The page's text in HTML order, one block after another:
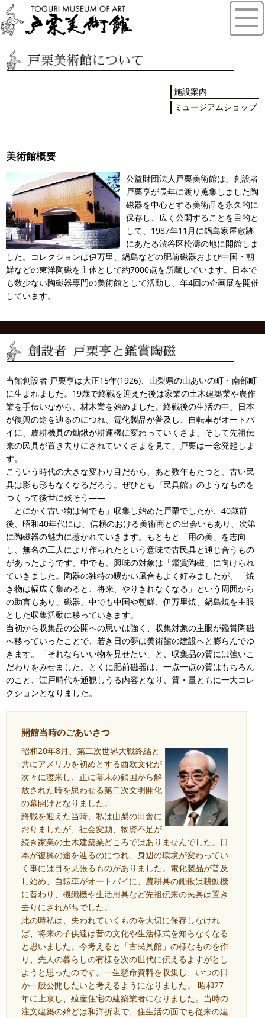
施設案内
ミュージアムショップ
美術館概要
公益財団法人戸栗美術館は、創設者
戸栗亨が長年に渡り蒐集しました陶
磁器を中心とする美術品を永久的に
保存し、広く公開することを目的と
して、1987年11月に鍋島家屋敷跡
にあたる渋谷区松濤の地に開館しま
した。コレクションは伊万里、鍋島などの肥前磁器および中国・朝
鮮などの東洋陶磁を主体として約7000点を所蔵しています。日本で
も数少ない陶磁器専門の美術館として活動し、年4回の企画展を開催
しています。
当館創設者 戸栗亨は大正15年(1926)、山梨県の山あいの町・南部町
に生まれました。19歳で終戦を迎えた後は家業の土木建築業や農作
業を手伝いながら、材木業を始めました。終戦後の生活の中、日本
が復興の途を辿るのにつれ、電化製品が普及し、自転車がオートバ
イに、農耕機具の鋤鍬が耕運機に変わっていくさま、そして先祖伝
来の民具が置き去りにされていくさまを見て、戸栗は一念発起しま
す。
こういう時代の大きな変わり目だから、あと数年もたつと、古い民
具は影も形もなくなるだろう。ぜひとも『民具館』のようなものを
つくって後世に残そう――
「とにかく古い物は何でも」収集し始めた戸栗でしたが、40歳前
後、昭和40年代には、信頼のおける美術商との出会いもあり、次第
に陶磁器の魅力に惹かれていきます。もともと「用の美」を志向
し、無名の工人により作られたという意味で古民具と通じ合うもの
があったようです。中でも、興味の対象は「鑑賞陶磁」に向けられ
ていきました。陶器の独特の暖かい風合もよく好みましたが、「焼
き物は幅広く集めると、将来、やりきれなくなる」という周囲から
の助言もあり、磁器、中でも中国や朝鮮、伊万里焼、鍋島焼を主眼
とした収集活動に移っていきます。
当初から収集品の公開への思いは強く、収集対象の主眼が鑑賞陶磁
へ移っていったことで、若き日の夢は美術館の建設へと膨らんでゆ
きます。「それならいい物を見せたい」と、収集品の質には強いこ
だわりをみせました。とくに肥前磁器は、一点一点の質はもちろん
のこと、江戸時代を通観しうる内容となり、質・量ともに一大コレ
クションとなりました。
開館当時のごあいさつ
昭和20年8月、第二次世界大戦終結と
共にアメリカを初めとする西欧文化が
次々に渡来し、正に幕末の鎖国から解
放された時を思わせる第二次文明開化
の幕開けとなりました。
終戦を迎えた当時、私は山梨の田舎に
おりましたが、社会変動、物資不足が
続き家業の土木建築業どころではありませんでした。日
本が復興の途を辿るのにつれ、身辺の環境が変わってい
く事には目を見張るものがありました。電化製品が普及
し始め、自転車がオートバイに、農耕具の鋤鍬は耕動機
に替わり、機織機や生活用具など先祖伝来の民具は置き
去りにされがちでした。
此の時私は、失われていくものを大切に保存しなけれ
ば、将来の子供達は昔の文化や生活様式を知らなくなる
と思いました。今考えると「古民具館」の様なものを作
り、先人の暮らしの有様を次の世代に伝えるよすがとし
ようと思ったのです。一生懸命資料を収集し、いつの日
か一般公開したいと考えるようになりました。 昭和27
年に上京し、殖産住宅の建築業者になりました。当時の
注文建築の殆どは和洋折衷で、住生活の面でも従来の建